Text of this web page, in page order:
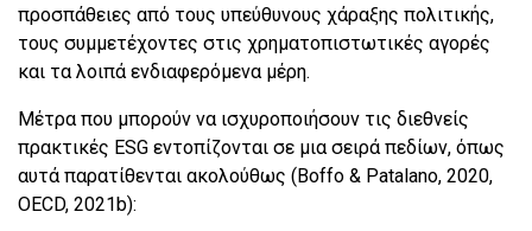
προσπάθειες από τους υπεύθυνους χάραξης πολιτικής,
τους συμμετέχοντες στις χρηματοπιστωτικές αγορές
και τα λοιπά ενδιαφερόμενα μέρη.
Μέτρα που μπορούν να ισχυροποιήσουν τις διεθνείς
πρακτικές ESG εντοπίζονται σε μια σειρά πεδίων, όπως
αυτά παρατίθενται ακολούθως (Boffo & Patalano, 2020,
OECD, 2021b):